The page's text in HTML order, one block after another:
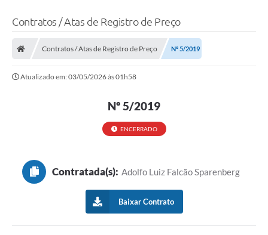
Transparência
Governo
Publicações
Contratos / Atas de Registro de Preço
Contratos / Atas de Registro de Preço Nº 5/2019
Atualizado em: 03/05/2026 às 01h58
Nº 5/2019
ENCERRADO
Contratada(s): Adolfo Luiz Falcão Sparenberg
Baixar Contrato